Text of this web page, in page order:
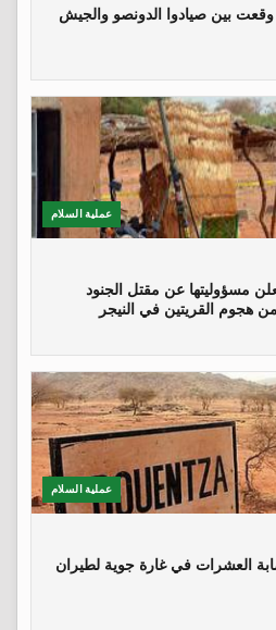
بين صيادوا الدونصو والجيش
عملية السلام
مسؤوليتها عن مقتل الجنود
في النيجر
عملية السلام
18 مدنيا وإصابة العشرات في غارة جوية لطيران